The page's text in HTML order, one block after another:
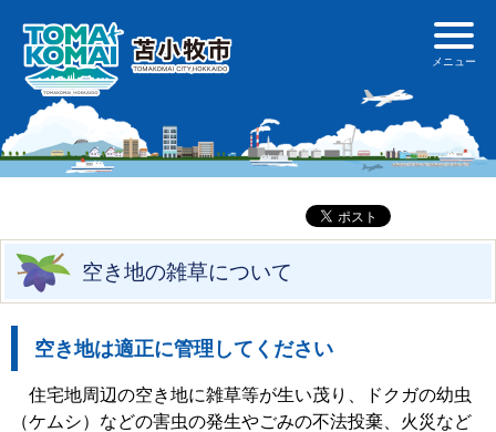
空き地の雑草について
空き地は適正に管理してください
住宅地周辺の空き地に雑草等が生い茂り、ドクガの幼虫
（ケムシ）などの害虫の発生やごみの不法投棄、火災など